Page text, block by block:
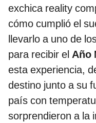
exchica reality
cómo cumplió el
llevarlo a uno de
para recibir el Año
esta experiencia,
destino junto a su
país con
sorprendieron a la